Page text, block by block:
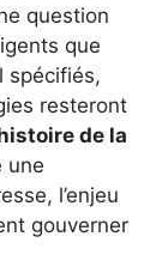
question
que
spécifiés,
resteront
de la
une
l’enjeu
gouverner